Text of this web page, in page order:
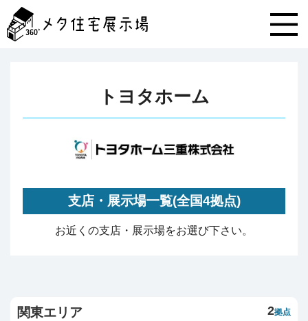
タ
住
トヨタホーム
支店・展示場一覧(全国4拠点)
お近くの支店・展示場をお選び下さい。
関東エリア 2拠点